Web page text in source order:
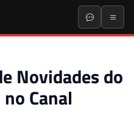
Novidades do
Canal